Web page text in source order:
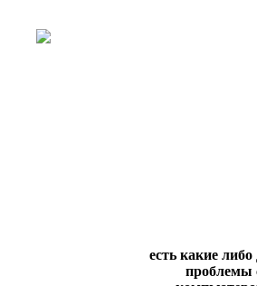
есть какие либо
проблемы